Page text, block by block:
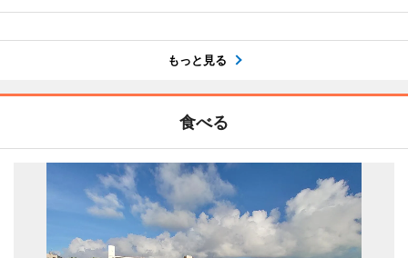
もっと見る
食べる